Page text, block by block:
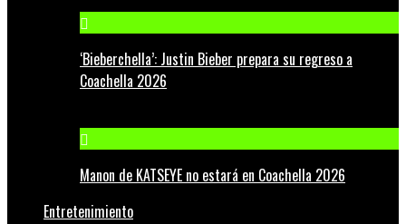
‘Bieberchella’: Justin Bieber prepara su regreso a
Coachella 2026
Manon de KATSEYE no estará en Coachella 2026
Entretenimiento